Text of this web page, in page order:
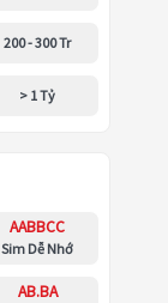
200 - 300 Tr
> 1 Tỷ
AABBCC
Sim Dễ Nhớ
AB.BA